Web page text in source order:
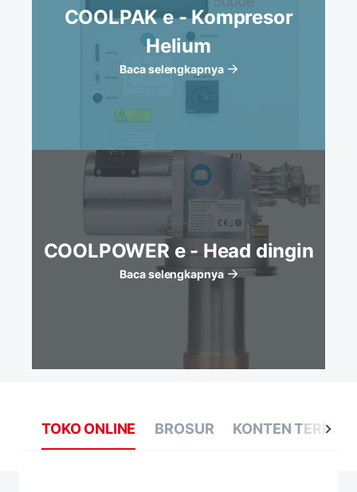
COOLPAK e - Kompresor
Helium
Baca selengkapnya
COOLPOWER e - Head dingin
Baca selengkapnya
TOKO ONLINE BROSUR KONTEN TERKAIT